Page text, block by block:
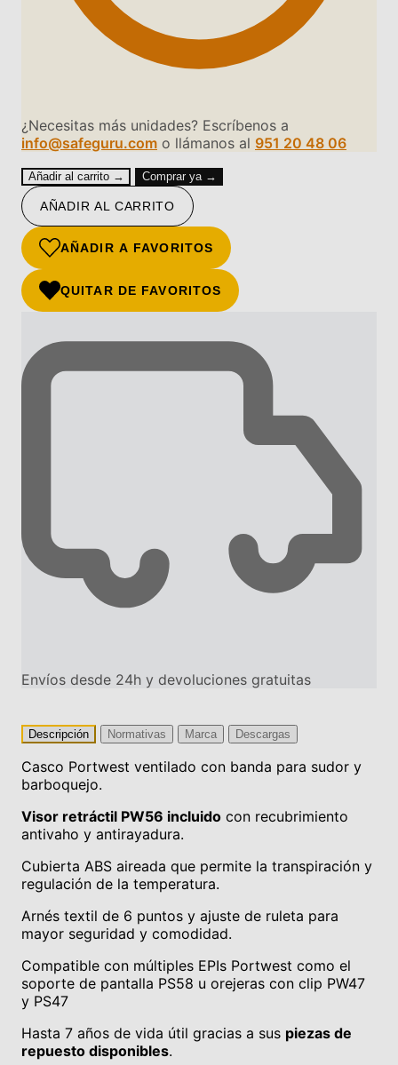
¿Necesitas más unidades? Escríbenos a
info@safeguru.com o llámanos al 951 20 48 06
Añadir al carrito → Comprar ya →
AÑADIR AL CARRITO
AÑADIR A FAVORITOS
QUITAR DE FAVORITOS
Envíos desde 24h y devoluciones gratuitas
Descripción Normativas Marca Descargas
Casco Portwest ventilado con banda para sudor y
barboquejo.
Visor retráctil PW56 incluido con recubrimiento
antivaho y antirayadura.
Cubierta ABS aireada que permite la transpiración y
regulación de la temperatura.
Arnés textil de 6 puntos y ajuste de ruleta para
mayor seguridad y comodidad.
Compatible con múltiples EPIs Portwest como el
soporte de pantalla PS58 u orejeras con clip PW47
y PS47
Hasta 7 años de vida útil gracias a sus piezas de
repuesto disponibles.